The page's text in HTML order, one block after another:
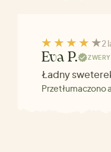
2
Eva P.
Ładny
Przetłumaczono